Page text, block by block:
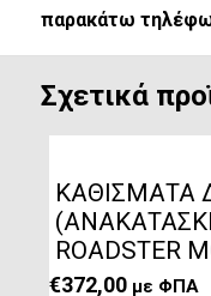
παρακάτω
Σχετικά
ΚΑΘΙΣΜΑΤΑ
ROADSTER
€372,00 με ΦΠΑ